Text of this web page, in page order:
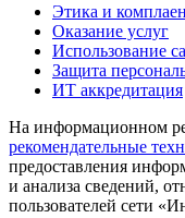
Этика и
Оказание услуг
Использование
Защита
ИТ аккредитация
На информационном
рекомендательные
предоставления
и анализа сведений,
пользователей сети